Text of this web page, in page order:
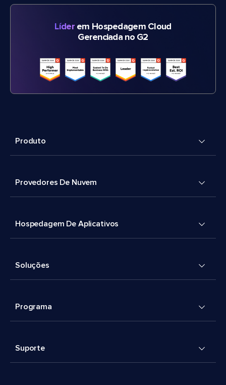
Líderem Hospedagem Cloud
Gerenciada no G2
Produto
Provedores De Nuvem
Hospedagem De Aplicativos
Soluções
Programa
Suporte